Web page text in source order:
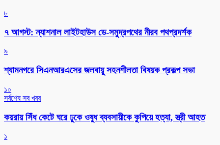
৮
৭ আগস্ট: ন্যাশনাল লাইটহাউস ডে-সমুদ্রপথের নীরব পথপ্রদর্শক
৯
শ্যামনগরে সিএনআরএসের জলবায়ু সহনশীলতা বিষয়ক প্রকল্প সভা
১০
সর্বশেষ সব খবর
কয়রায় সিঁধ কেটে ঘরে ঢুকে ওষুধ ব্যবসায়ীকে কুপিয়ে হত্যা, স্ত্রী আহত
১